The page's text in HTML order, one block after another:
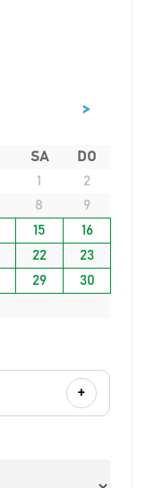
>
SA
DO
1
2
8
9
15
16
22
23
29
30
+